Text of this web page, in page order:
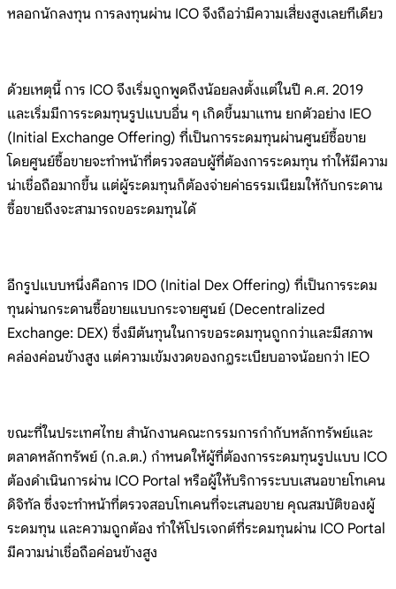
หลอกนักลงทุน การลงทุนผ่าน ICO จึงถือว่ามีความเสี่ยงสูงเลยทีเดียว
ด้วยเหตุนี้ การ ICO จึงเริ่มถูกพูดถึงน้อยลงตั้งแต่ในปี ค.ศ. 2019
และเริ่มมีการระดมทุนรูปแบบอื่น ๆ เกิดขึ้นมาแทน ยกตัวอย่าง IEO
(Initial Exchange Offering) ที่เป็นการระดมทุนผ่านศูนย์ซื้อขาย
โดยศูนย์ซื้อขายจะทำหน้าที่ตรวจสอบผู้ที่ต้องการระดมทุน ทำให้มีความ
น่าเชื่อถือมากขึ้น แต่ผู้ระดมทุนก็ต้องจ่ายค่าธรรมเนียมให้กับกระดาน
ซื้อขายถึงจะสามารถขอระดมทุนได้
อีกรูปแบบหนึ่งคือการ IDO (Initial Dex Offering) ที่เป็นการระดม
ทุนผ่านกระดานซื้อขายแบบกระจายศูนย์ (Decentralized
Exchange: DEX) ซึ่งมีต้นทุนในการขอระดมทุนถูกกว่าและมีสภาพ
คล่องค่อนข้างสูง แต่ความเข้มงวดของกฎระเบียบอาจน้อยกว่า IEO
ขณะที่ในประเทศไทย สำนักงานคณะกรรมการกำกับหลักทรัพย์และ
ตลาดหลักทรัพย์ (ก.ล.ต.) กำหนดให้ผู้ที่ต้องการระดมทุนรูปแบบ ICO
ต้องดำเนินการผ่าน ICO Portal หรือ​​​​​​​​​​​​​​​​​​​​​​​​​​​​​​​​​​​​​​​​​​​​​​​​​ผู้ให้บริการระบบเสนอขายโทเคน
ดิจิทัล ซึ่งจะทําหน้าที่ตรวจสอบโทเคนที่จะเสนอขาย คุณสมบัติของผู้
ระดมทุน และความถูกต้อง ทำให้โปรเจกต์ที่ระดมทุนผ่าน ICO Portal
มีความน่าเชื่อถือค่อนข้างสูง